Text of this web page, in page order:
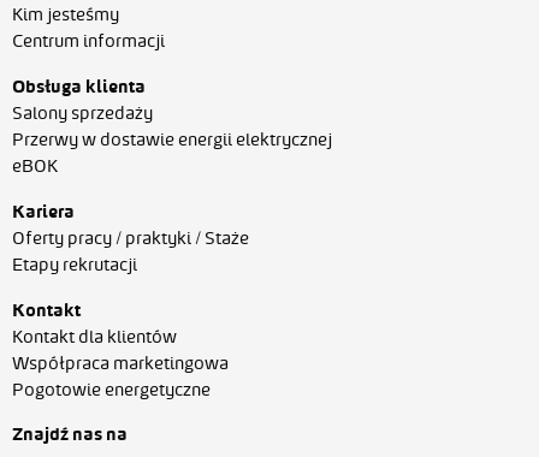
Kim jesteśmy
Centrum informacji
Obsługa klienta
Salony sprzedaży
Przerwy w dostawie energii elektrycznej
eBOK
Kariera
Oferty pracy / praktyki / Staże
Etapy rekrutacji
Kontakt
Kontakt dla klientów
Współpraca marketingowa
Pogotowie energetyczne
Znajdź nas na